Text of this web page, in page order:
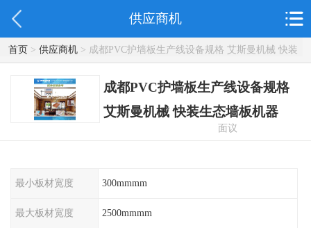
供应商机
首页> 供应商机> 成都PVC护墙板生产线设备规格 艾斯曼机械 快装
生态墙板机器
成都PVC护墙板生产线设备规格
艾斯曼机械 快装生态墙板机器
面议
最小板材宽度 300mmmm
最大板材宽度 2500mmmm